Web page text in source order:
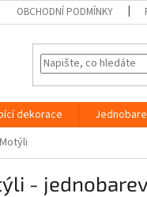
OBCHODNÍ PODMÍNKY
dekorace
Motýli
-